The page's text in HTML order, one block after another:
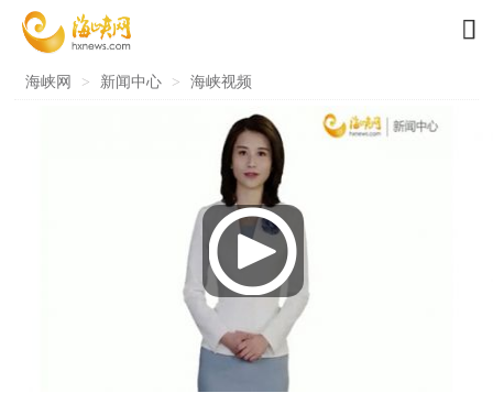

海峡网 > 新闻中心 > 海峡视频